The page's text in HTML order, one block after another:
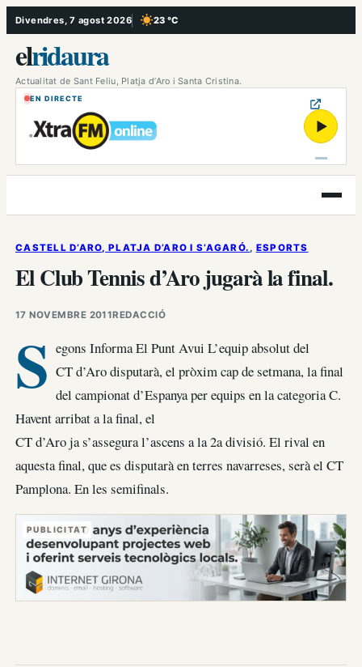
Vés
al
contingut
Divendres, 7 agost 2026 23 °C
, Cel serè
elridaura
Actualitat de Sant Feliu, Platja d’Aro i Santa Cristina.
EN DIRECTE
▶
Obre
el
CASTELL D’ARO, PLATJA D’ARO I S’AGARÓ. , ESPORTS
El Club Tennis d’Aro jugarà la final.
17 NOVEMBRE 2011REDACCIÓ
S egons Informa El Punt Avui L’equip absolut del
CT d’Aro disputarà, el pròxim cap de setmana, la final
del campionat d’Espanya per equips en la categoria C.
Havent arribat a la final, el
CT d’Aro ja s’assegura l’ascens a la 2a divisió. El rival en
aquesta final, que es disputarà en terres navarreses, serà el CT
Pamplona. En les semifinals.
PUBLICITAT